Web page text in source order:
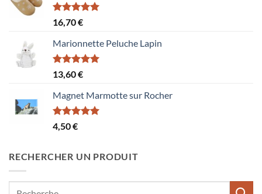
Note5.00
sur 5
16,70€
Marionnette Peluche Lapin
Note5.00
sur 5
13,60€
Magnet Marmotte sur Rocher
Note5.00
sur 5
4,50€
RECHERCHER UN PRODUIT